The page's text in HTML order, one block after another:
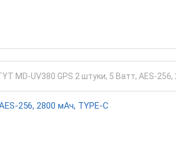
256, 2800 мАч, TYPE-C